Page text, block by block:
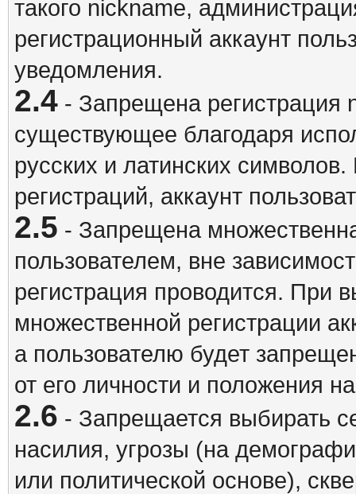
такого nickname,
регистрационный аккаунт
уведомления.
2.4- Запрещена регистрация
существующее благодаря
русских и латинских
регистраций, аккаунт
2.5 - Запрещена
пользователем, вне
регистрация проводится. При
множественной регистрации
а пользователю будет
от его личности и положения
2.6 - Запрещается выбирать
насилия, угрозы (на
или политической основе),